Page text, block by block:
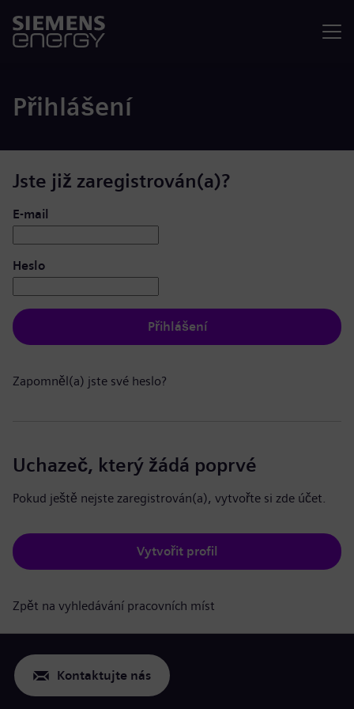
Přihlášení
Jste již zaregistrován(a)?
Přihlášení: uživatel a heslo
E-mail
Heslo
Přihlášení
Zapomněl(a) jste své heslo?
Uchazeč, který žádá poprvé
Pokud ještě nejste zaregistrován(a), vytvořte si zde účet.
Vytvořit profil
Zpět na vyhledávání pracovních míst
Kontaktujte nás